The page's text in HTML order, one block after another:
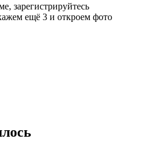
зарегистрируйтесь
ещё 3 и откроем фото